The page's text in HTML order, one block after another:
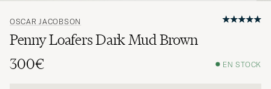
OSCAR JACOBSON
Penny Loafers Dark Mud Brown
300€
EN STOCK